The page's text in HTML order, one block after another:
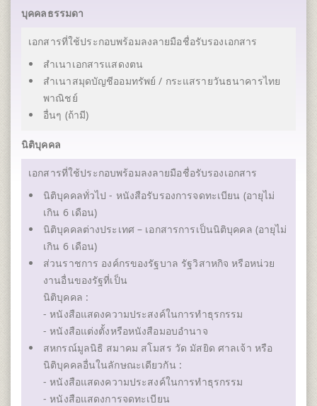
บุคคลธรรมดา
เอกสารที่ใช้ประกอบพร้อมลงลายมือชื่อรับรองเอกสาร
สำเนาเอกสารแสดงตน
สำเนาสมุดบัญชีออมทรัพย์ / กระแสรายวันธนาคารไทย
พาณิชย์
อื่นๆ (ถ้ามี)
นิติบุคคล
เอกสารที่ใช้ประกอบพร้อมลงลายมือชื่อรับรองเอกสาร
นิติบุคคลทั่วไป - หนังสือรับรองการจดทะเบียน (อายุไม่
เกิน 6 เดือน)
นิติบุคคลต่างประเทศ – เอกสารการเป็นนิติบุคคล (อายุไม่
เกิน 6 เดือน)
ส่วนราชการ องค์กรของรัฐบาล รัฐวิสาหกิจ หรือหน่วย
งานอื่นของรัฐที่เป็น
นิติบุคคล :
- หนังสือแสดงความประสงค์ในการทําธุรกรรม
- หนังสือแต่งตั้งหรือหนังสือมอบอํานาจ
สหกรณ์มูลนิธิ สมาคม สโมสร วัด มัสยิด ศาลเจ้า หรือ
นิติบุคคลอื่นในลักษณะเดียวกัน :
- หนังสือแสดงความประสงค์ในการทําธุรกรรม
- หนังสือแสดงการจดทะเบียน